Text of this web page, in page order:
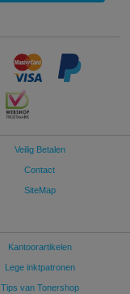
Veilig Betalen
Contact
SiteMap
Kantoorartikelen
Lege inktpatronen
Tips van Tonershop